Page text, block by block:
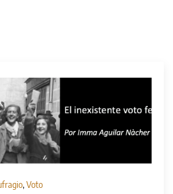
,Voto